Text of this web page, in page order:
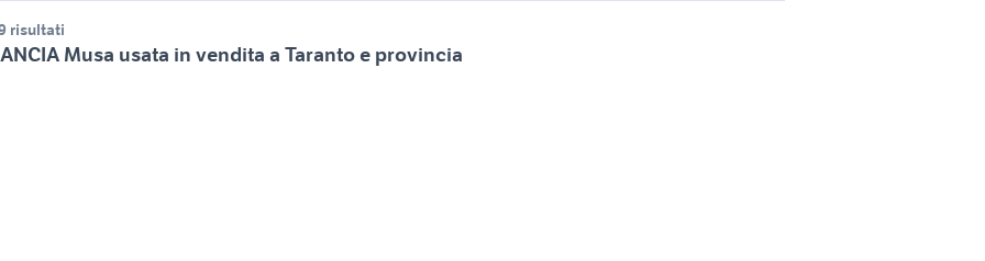
risultati
Musa usata in vendita a Taranto e provincia